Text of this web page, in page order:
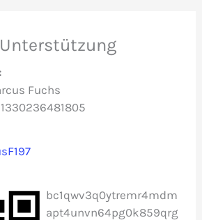
Fuchs
bc1qwv3q0ytremr4mdm
apt4unvn64pg0k859qrg